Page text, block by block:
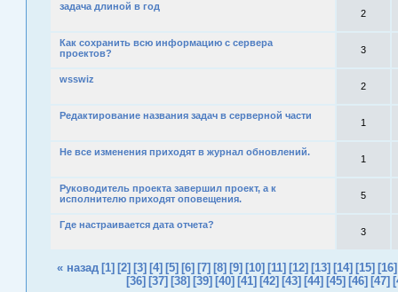
задача длиной в год
2
Как сохранить всю информацию с сервера
проектов?
3
wsswiz
2
Редактирование названия задач в серверной части
1
Не все изменения приходят в журнал обновлений.
1
Руководитель проекта завершил проект, а к
исполнителю приходят оповещения.
5
Где настраивается дата отчета?
3
« назад [1] [2] [3] [4] [5] [6] [7] [8] [9] [10] [11] [12] [13] [14] [15] [16]
[36] [37] [38] [39] [40] [41] [42] [43] [44] [45] [46] [47]